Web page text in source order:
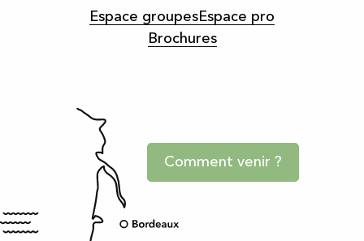
Espace groupesEspace pro
Brochures
Comment venir ?